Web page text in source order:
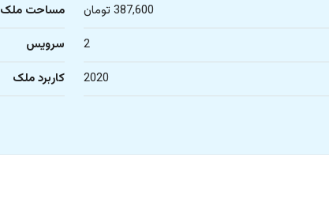
387,600 تومان مساحت ملک
2 سرویس
2020 کاربرد ملک